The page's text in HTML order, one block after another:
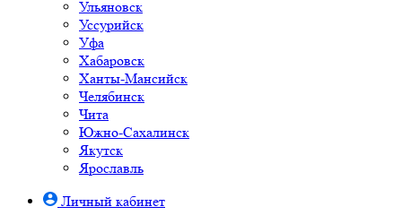
Ульяновск
Уссурийск
Уфа
Хабаровск
Ханты-Мансийск
Челябинск
Чита
Южно-Cахалинск
Якутск
Ярославль
Личный кабинет